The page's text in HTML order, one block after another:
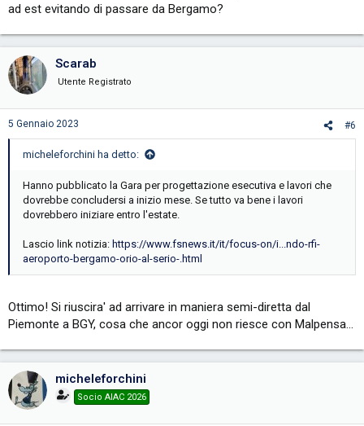
ad est evitando di passare da Bergamo?
Scarab
Utente Registrato
5 Gennaio 2023 #6
micheleforchini ha detto:
Hanno pubblicato la Gara per progettazione esecutiva e lavori che
dovrebbe concludersi a inizio mese. Se tutto va bene i lavori
dovrebbero iniziare entro l'estate.
Lascio link notizia: https://www.fsnews.it/it/focus-on/i...ndo-rfi-
aeroporto-bergamo-orio-al-serio-.html
Ottimo! Si riuscira' ad arrivare in maniera semi-diretta dal
Piemonte a BGY, cosa che ancor oggi non riesce con Malpensa...
micheleforchini
Socio AIAC 2026